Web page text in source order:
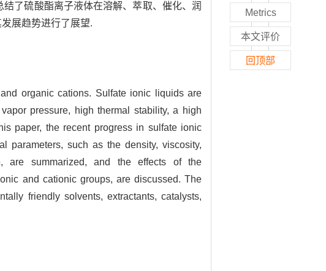
了硫酸酯离子液体在溶解、萃取、催化、润
展趋势进行了展望.
organic cations. Sulfate ionic liquids are
pressure, high thermal stability, a high
paper, the recent progress in sulfate ionic
parameters, such as the density, viscosity,
are summarized, and the effects of the
and cationic groups, are discussed. The
friendly solvents, extractants, catalysts,
Metrics
本文评价
回顶部